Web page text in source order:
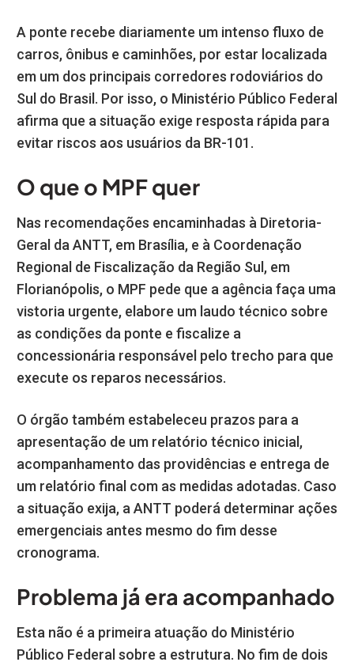
A ponte recebe diariamente um intenso fluxo de
carros, ônibus e caminhões, por estar localizada
em um dos principais corredores rodoviários do
Sul do Brasil. Por isso, o Ministério Público Federal
afirma que a situação exige resposta rápida para
evitar riscos aos usuários da BR-101.
O que o MPF quer
Nas recomendações encaminhadas à Diretoria-
Geral da ANTT, em Brasília, e à Coordenação
Regional de Fiscalização da Região Sul, em
Florianópolis, o MPF pede que a agência faça uma
vistoria urgente, elabore um laudo técnico sobre
as condições da ponte e fiscalize a
concessionária responsável pelo trecho para que
execute os reparos necessários.
O órgão também estabeleceu prazos para a
apresentação de um relatório técnico inicial,
acompanhamento das providências e entrega de
um relatório final com as medidas adotadas. Caso
a situação exija, a ANTT poderá determinar ações
emergenciais antes mesmo do fim desse
cronograma.
Problema já era acompanhado
Esta não é a primeira atuação do Ministério
Público Federal sobre a estrutura. No fim de dois